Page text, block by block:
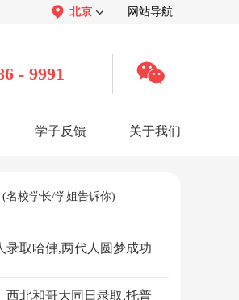
北京 网站导航
- 9991
学子反馈
学子访谈
关于我们
们 公司活动 媒体报道
(名校学长/学姐告诉你)
录取哈佛,两代人圆梦成功
西北和哥大同日录取,托普